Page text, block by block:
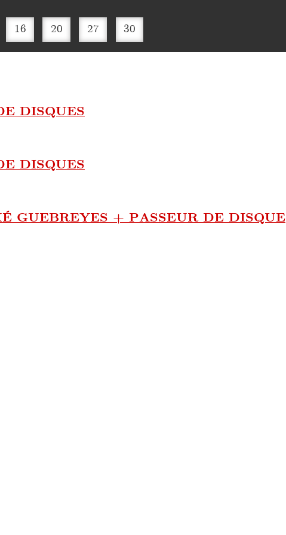
16 20 27 30
DISQUES
DISQUES
GUEBREYES + PASSEUR DE DISQUE